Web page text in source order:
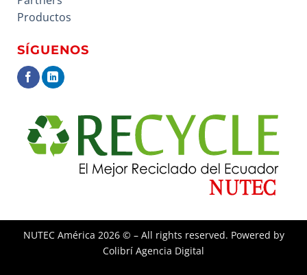
Productos
SÍGUENOS
NUTEC América 2026 © – All rights reserved. Powered by
Colibrí Agencia Digital